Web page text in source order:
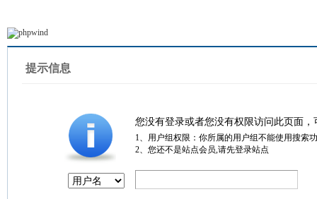
提示信息
您没有登录或者您没有权限访问此页面
1、用户组权限：你所属的用户组不能使用搜索
2、您还不是站点会员,请先登录站点